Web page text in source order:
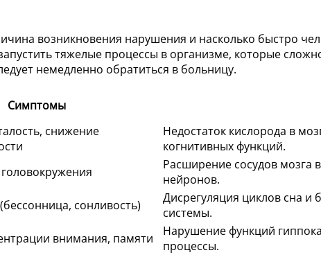
возникновения нарушения и насколько быстро
тяжелые процессы в организме, которые
немедленно обратиться в больницу.
Симптомы
снижение
Недостаток кислорода в
когнитивных функций.
Расширение сосудов мозга
нейронов.
сонливость)
Дисрегуляция циклов сна
системы.
внимания, памяти
Нарушение функций
процессы.